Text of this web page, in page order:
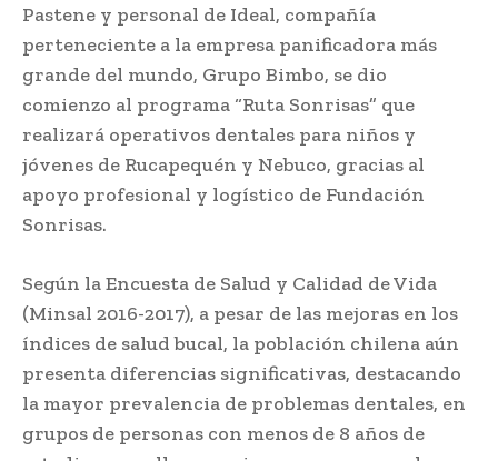
Pastene y personal de Ideal, compañía
perteneciente a la empresa panificadora más
grande del mundo, Grupo Bimbo, se dio
comienzo al programa “Ruta Sonrisas” que
realizará operativos dentales para niños y
jóvenes de Rucapequén y Nebuco, gracias al
apoyo profesional y logístico de Fundación
Sonrisas.
Según la Encuesta de Salud y Calidad de Vida
(Minsal 2016-2017), a pesar de las mejoras en los
índices de salud bucal, la población chilena aún
presenta diferencias significativas, destacando
la mayor prevalencia de problemas dentales, en
grupos de personas con menos de 8 años de